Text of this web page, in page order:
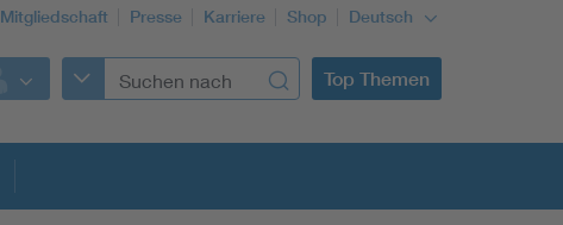
Mitgliedschaft Presse Karriere Shop Deutsch
Top Themen